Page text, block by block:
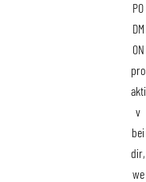
PO
DM
ON
pro
akti
v
bei
dir,
we